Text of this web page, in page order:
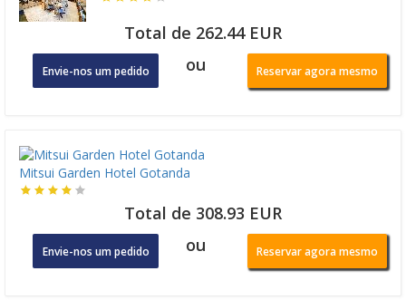
Total de 262.44 EUR
Envie-nos um pedido ou Reservar agora mesmo
Mitsui Garden Hotel Gotanda
Total de 308.93 EUR
Envie-nos um pedido ou Reservar agora mesmo